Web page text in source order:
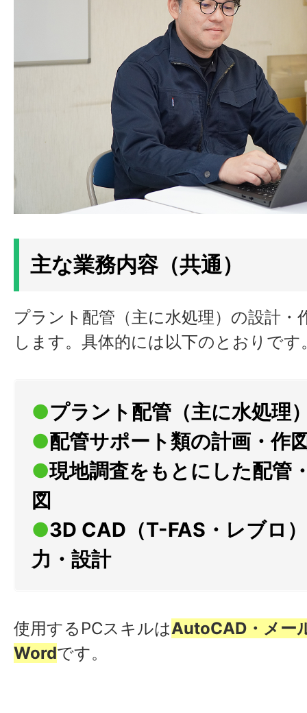
主な業務内容（共通）
プラント配管（主に水処理）の設計・
します。具体的には以下のとおりです
●プラント配管（主に水処理
●配管サポート類の計画・作
●現地調査をもとにした配管
図
●3D CAD（T-FAS・レブロ
力・設計
使用するPCスキルはAutoCAD・メー
Wordです。